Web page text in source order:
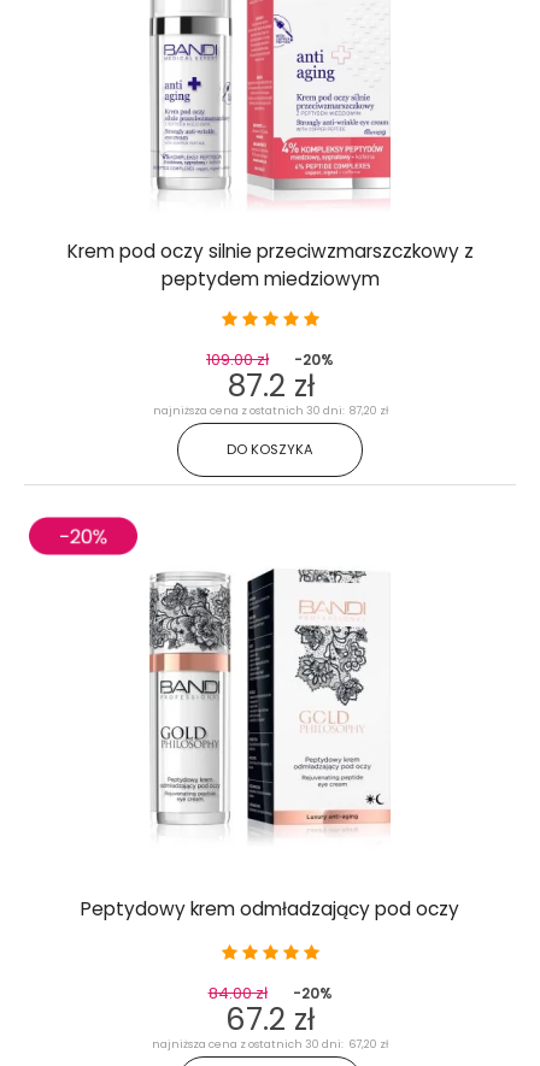
Krem pod oczy silnie przeciwzmarszczkowy z
peptydem miedziowym
DO KOSZYKA
109.00 zł -20%
87.2 zł
najniższa cena z ostatnich 30 dni: 87,20 zł
Peptydowy krem odmładzający pod oczy
84.00 zł -20%
67.2 zł
najniższa cena z ostatnich 30 dni: 67,20 zł